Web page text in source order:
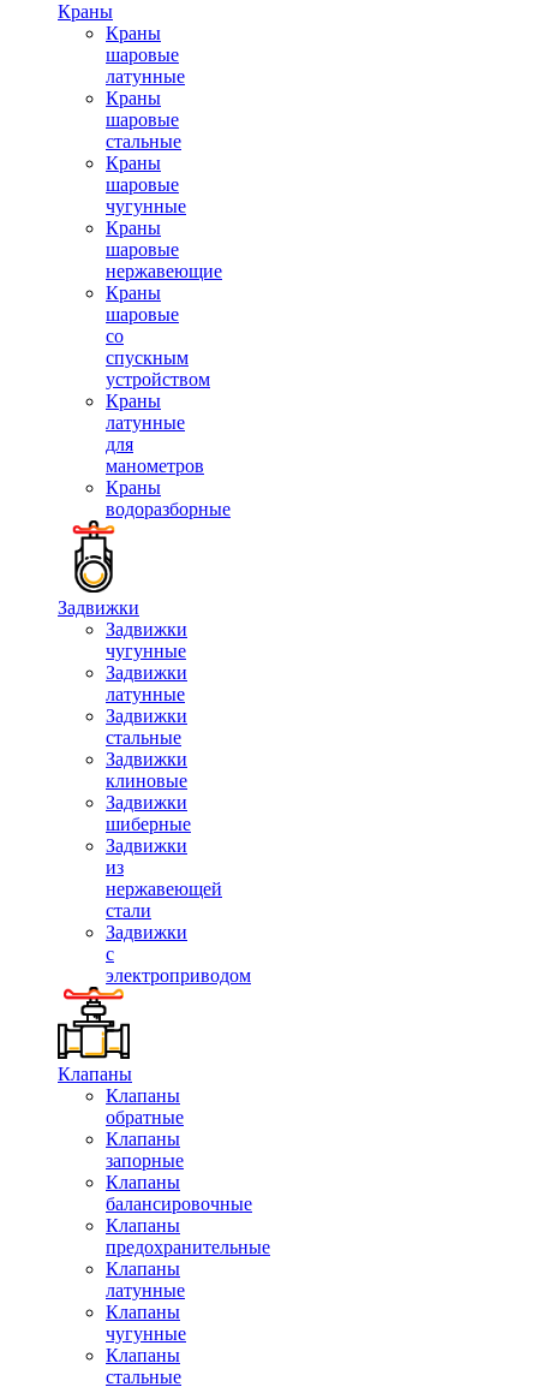
Краны
Краны
шаровые
латунные
Краны
шаровые
стальные
Краны
шаровые
чугунные
Краны
шаровые
нержавеющие
Краны
шаровые
со
спускным
устройством
Краны
латунные
для
манометров
Краны
водоразборные
Задвижки
Задвижки
чугунные
Задвижки
латунные
Задвижки
стальные
Задвижки
клиновые
Задвижки
шиберные
Задвижки
из
нержавеющей
стали
Задвижки
с
электроприводом
Клапаны
Клапаны
обратные
Клапаны
запорные
Клапаны
балансировочные
Клапаны
предохранительные
Клапаны
латунные
Клапаны
чугунные
Клапаны
стальные